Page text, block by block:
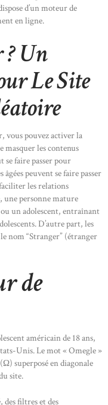
d’un moteur de
en ligne.
Un
Le Site
vous pouvez activer la
masquer les contenus
se faire passer pour
âgées peuvent se faire passer
les relations
une personne mature
un adolescent, entraînant
D’autre part, les
nom “Stranger” (étranger
de
américain de 18 ans,
Unis. Le mot « Omegle »
superposé en diagonale
site.
des filtres et des